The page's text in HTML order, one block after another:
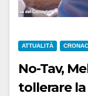
ATTUALITÀ
No-Tav,
tollerare